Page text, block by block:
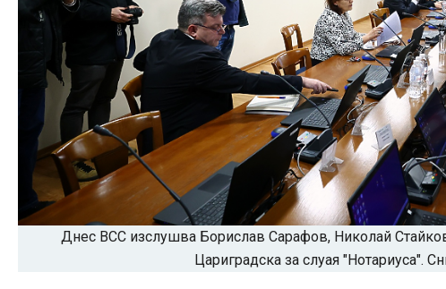
Днес ВСС изслушва Борислав Сарафов, Николай
Цариградска за слуая "Нотариуса".